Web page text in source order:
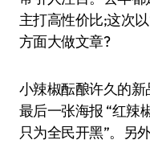
主打高性价比;这次
方面大做文章?
小辣椒酝酿许久的
最后一张海报 “红辣
只为全民开黑”。另